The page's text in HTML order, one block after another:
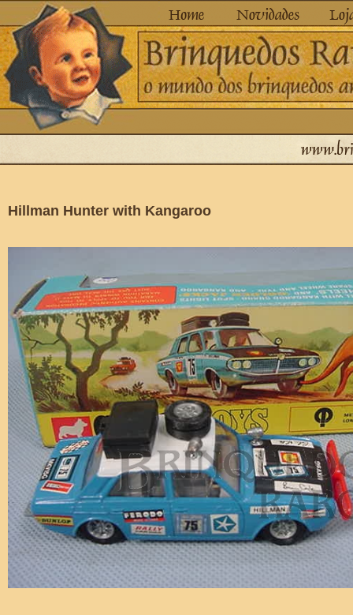
Hillman Hunter with Kangaroo